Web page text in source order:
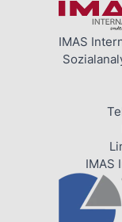
IMAS
IMAS